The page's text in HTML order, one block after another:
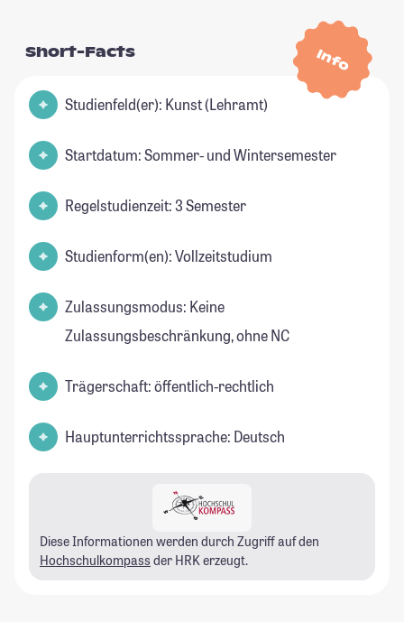
Info
Short-Facts
Studienfeld(er): Kunst (Lehramt)
Startdatum: Sommer- und Wintersemester
Regelstudienzeit: 3 Semester
Studienform(en): Vollzeitstudium
Zulassungsmodus: Keine
Zulassungsbeschränkung, ohne NC
Trägerschaft: öffentlich-rechtlich
Hauptunterrichtssprache: Deutsch
Diese Informationen werden durch Zugriff auf den
Hochschulkompass der HRK erzeugt.